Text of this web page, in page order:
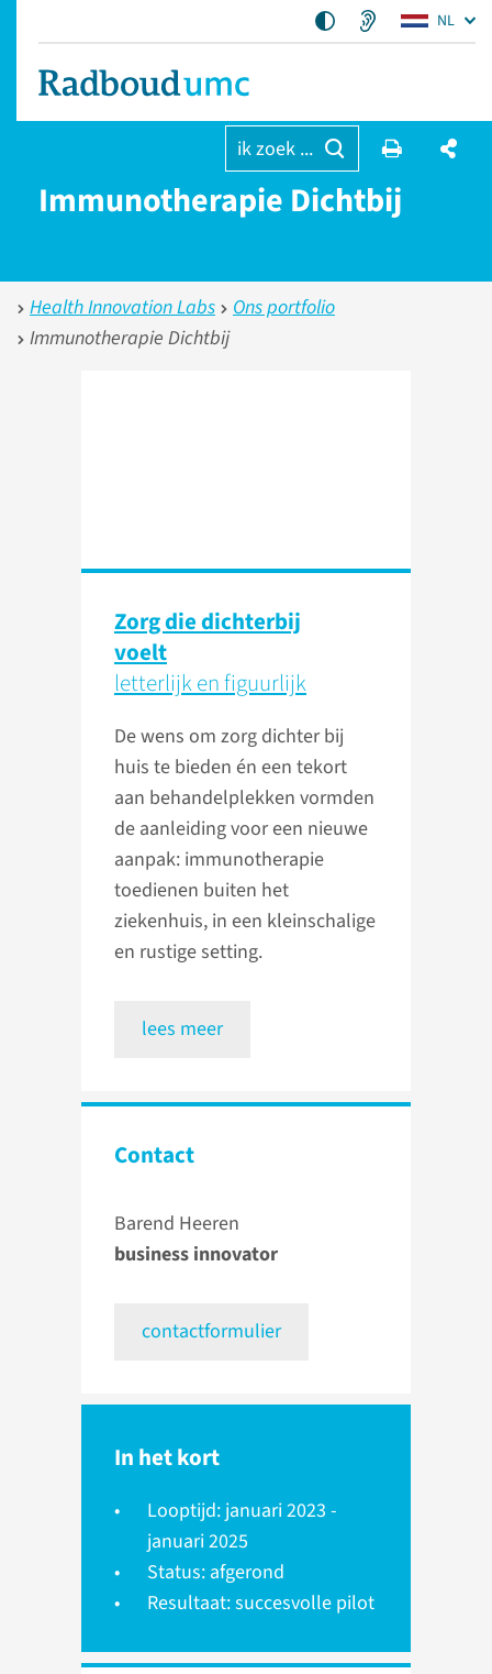
NL
ik zoek ...
Immunotherapie Dichtbij
Health Innovation Labs
Ons portfolio
Immunotherapie Dichtbij
Zorg die dichterbij
voelt
letterlijk en figuurlijk
De wens om zorg dichter bij
huis te bieden én een tekort
aan behandelplekken vormden
de aanleiding voor een nieuwe
aanpak: immunotherapie
toedienen buiten het
ziekenhuis, in een kleinschalige
en rustige setting.
lees meer
Contact
Barend Heeren
business innovator
contactformulier
In het kort
Looptijd: januari 2023 -
januari 2025
Status: afgerond
Resultaat: succesvolle pilot